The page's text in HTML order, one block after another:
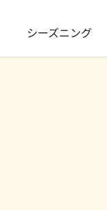
シーズニング